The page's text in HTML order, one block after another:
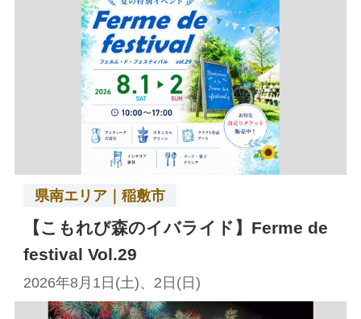
県南エリア｜稲敷市
【こもれび森のイバライド】Ferme de
festival Vol.29
2026年8月1日(土)、2日(日)